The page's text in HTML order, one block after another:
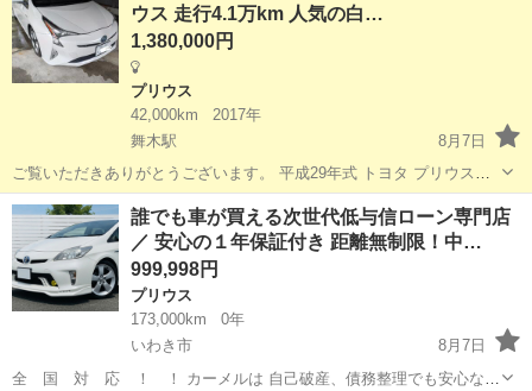
ウス 走行4.1万km 人気の白…
1,380,000円
プリウス
42,000km
2017年
舞木駅
8月7日
ご覧いただきありがとうございます。 平成29年式 トヨタ プリウスの
出品です。 今回のお車は、何といっても 車検が令和10年6月14日ま
で、ほぼ丸2年残っている点が大きなおすすめポイントです。 中古車
をご購入後、すぐに車...
福島 郡山市 舞木駅 プリウス
誰でも車が買える次世代低与信ローン専門店
／ 安心の１年保証付き 距離無制限！中…
999,998円
プリウス
173,000km
0年
いわき市
8月7日
全 国 対 応 ！ ！ カーメルは 自己破産、債務整理でも安心な